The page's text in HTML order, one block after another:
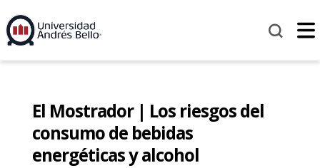
El Mostrador | Los riesgos del
consumo de bebidas
energéticas y alcohol